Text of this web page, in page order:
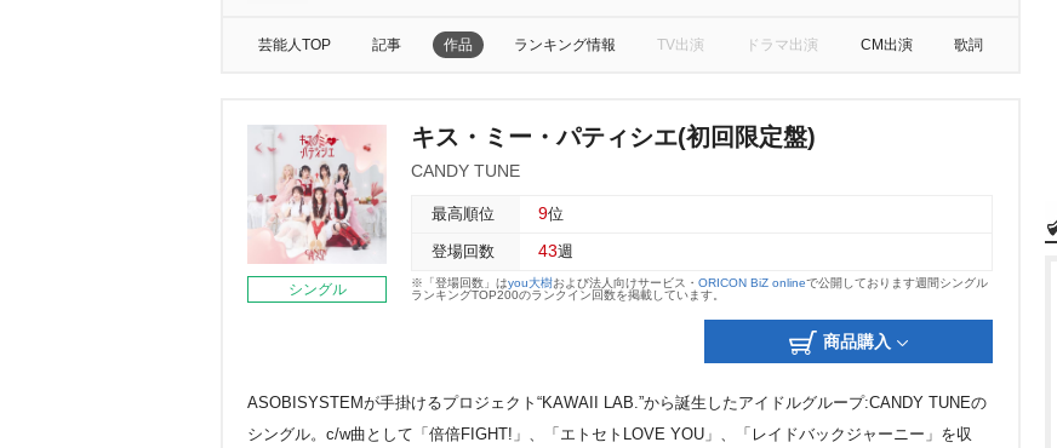
芸能人TOP 記事 作品 ランキング情報 TV出演 ドラマ出演 CM出演 歌詞
シングル
キス・ミー・パティシエ(初回限定盤)
CANDY TUNE
最高順位 9位
登場回数 43週
※「登場回数」はyou大樹および法人向けサービス・ ORICON BiZ onlineで公開しております週間シングル
ランキングTOP200のランクイン回数を掲載しています。
商品購入
ASOBISYSTEMが手掛けるプロジェクト“KAWAII LAB.”から誕生したアイドルグループ:CANDY TUNEの
シングル。c/w曲として「倍倍FIGHT!」、「エトセトLOVE YOU」、「レイドバックジャーニー」を収